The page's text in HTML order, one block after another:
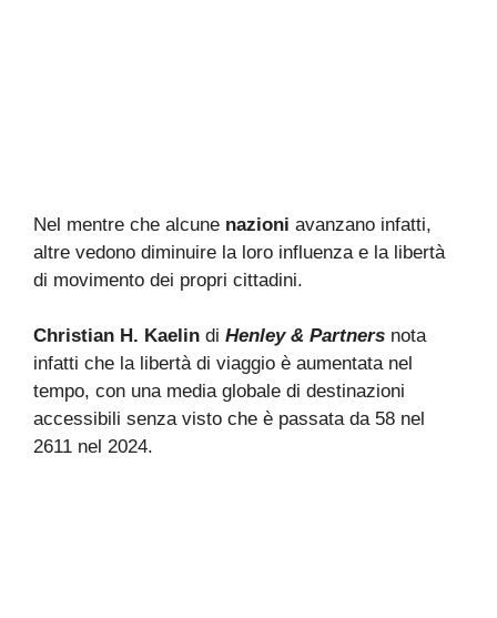
Nel mentre che alcune nazioni avanzano infatti,
altre vedono diminuire la loro influenza e la libertà
di movimento dei propri cittadini.
Christian H. Kaelin di Henley & Partners nota
infatti che la libertà di viaggio è aumentata nel
tempo, con una media globale di destinazioni
accessibili senza visto che è passata da 58 nel
2611 nel 2024.